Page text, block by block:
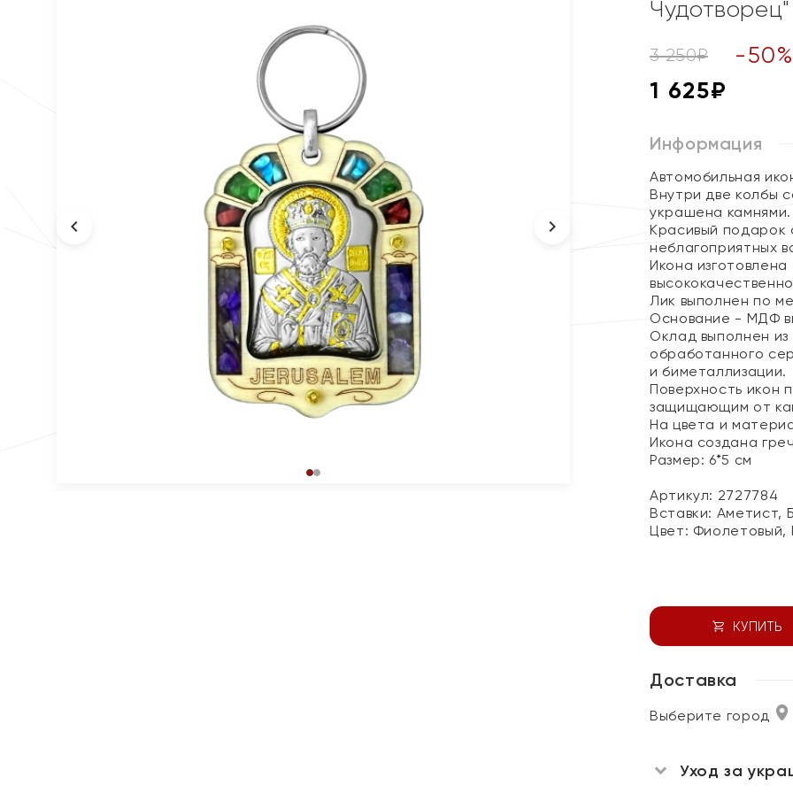
Чудотворец"
3 250₽ -50
1 625₽
Информация
Автомобильная
Внутри две колбы
украшена камнями.
Красивый подарок
неблагоприятных
Икона
Лик выполнен по
Основание - МДФ
Оклад выполнен
обработанного
и биметаллизации.
Поверхность икон
защищающим от
На цвета и
Икона создана
Размер: 6*5 см
Артикул: 2727784
Вставки: Аметист,
Цвет: Фиолетовый,
КУПИТЬ
Доставка
Выберите город
Уход за